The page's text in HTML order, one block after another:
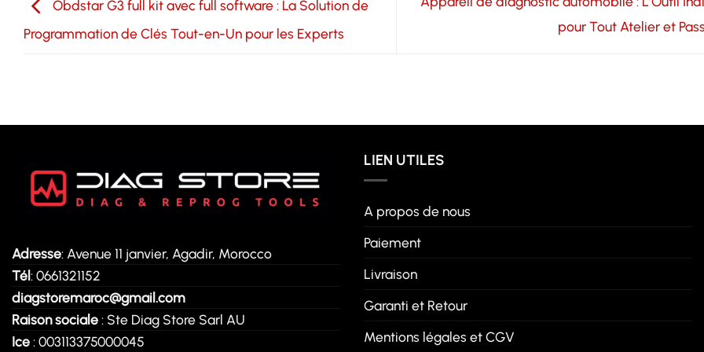
Obdstar G3 full kit avec full software : La Solution de
Programmation de Clés Tout-en-Un pour les Experts
pour Tout Atelier et
Adresse: Avenue 11 janvier, Agadir, Morocco
Tél: 0661321152
diagstoremaroc@gmail.com
Raison sociale: Ste Diag Store Sarl AU
Ice: 003113375000045
LIEN UTILES
A propos de nous
Paiement
Livraison
Garanti et Retour
Mentions légales et CGV